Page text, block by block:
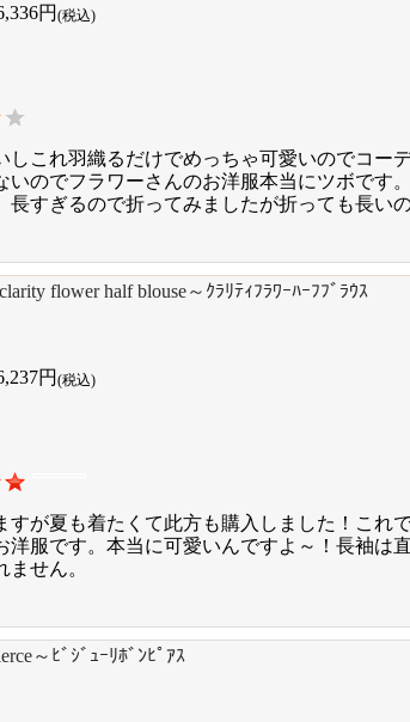
円 (税込)
しこれ羽織るだけでめっちゃ可愛いのでコー
いのでフラワーさんのお洋服本当にツボです
長すぎるので折ってみましたが折っても長い
flower half blouse～ｸﾗﾘﾃｨﾌﾗﾜｰﾊｰﾌﾌﾞﾗｳｽ
円 (税込)
すが夏も着たくて此方も購入しました！これ
洋服です。本当に可愛いんですよ～！長袖は
せん。
～ﾋﾞｼﾞｭｰﾘﾎﾞﾝﾋﾟｱｽ